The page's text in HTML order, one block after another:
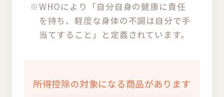
※WHOにより「自分自身の健康に責任
を持ち、軽度な身体の不調は自分で手
当てすること」と定義されています。
所得控除の対象になる商品があります